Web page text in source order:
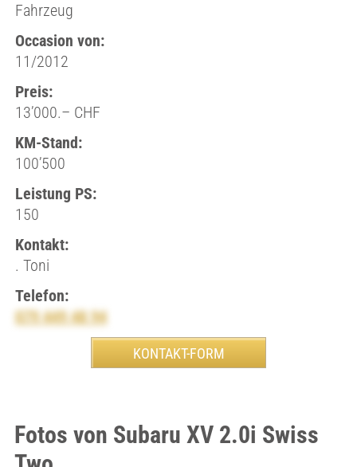
Fahrzeug
Occasion von:
11/2012
Preis:
13’000.– CHF
KM-Stand:
100’500
Leistung PS:
150
Kontakt:
. Toni
Telefon:
079 449 48 94
Fotos von Subaru XV 2.0i Swiss